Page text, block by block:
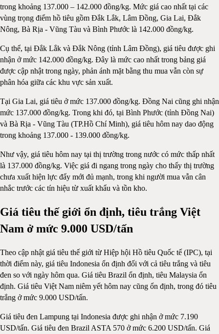
trong khoảng 137.000 – 142.000 đồng/kg. Mức giá cao nhất tại các
vùng trọng điểm hồ tiêu gồm Đắk Lắk, Lâm Đồng, Gia Lai, Đắk
Nông, Bà Rịa - Vũng Tàu và Bình Phước là 142.000 đồng/kg.
Cụ thể, tại Đắk Lắk và Đắk Nông (tỉnh Lâm Đồng), giá tiêu được ghi
nhận ở mức 142.000 đồng/kg. Đây là mức cao nhất trong bảng giá
được cập nhật trong ngày, phản ánh mặt bằng thu mua vẫn còn sự
phân hóa giữa các khu vực sản xuất.
Tại Gia Lai, giá tiêu ở mức 137.000 đồng/kg. Đồng Nai cũng ghi nhận
mức 137.000 đồng/kg. Trong khi đó, tại Bình Phước (tỉnh Đồng Nai)
và Bà Rịa - Vũng Tàu (TP.Hồ Chí Minh), giá tiêu hôm nay dao động
trong khoảng 137.000 - 139.000 đồng/kg.
Như vậy, giá tiêu hôm nay tại thị trường trong nước có mức thấp nhất
là 137.000 đồng/kg. Việc giá đi ngang trong ngày cho thấy thị trường
chưa xuất hiện lực đẩy mới đủ mạnh, trong khi người mua vẫn cân
nhắc trước các tín hiệu từ xuất khẩu và tồn kho.
Giá tiêu thế giới ổn định, tiêu trắng Việt
Nam ở mức 9.000 USD/tấn
Theo cập nhật giá tiêu thế giới từ Hiệp hội Hồ tiêu Quốc tế (IPC), tại
thời điểm này, giá tiêu Indonesia ổn định đối với cả tiêu trắng và tiêu
đen so với ngày hôm qua. Giá tiêu Brazil ổn định, tiêu Malaysia ổn
định. Giá tiêu Việt Nam niêm yết hôm nay cũng ổn định, trong đó tiêu
trắng ở mức 9.000 USD/tấn.
Giá tiêu đen Lampung tại Indonesia được ghi nhận ở mức 7.190
USD/tấn. Giá tiêu đen Brazil ASTA 570 ở mức 6.200 USD/tấn. Giá